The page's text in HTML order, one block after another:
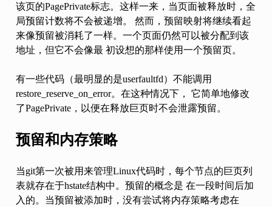
该页的PagePrivate标志。这样一来，当页面被释放时，全
局预留计数将不会被递增。 然而，预留映射将继续看起
来像预留被消耗了一样。一个页面仍然可以被分配到该
地址，但它不会像最 初设想的那样使用一个预留页。
有一些代码（最明显的是userfaultfd）不能调用
restore_reserve_on_error。在这种情况下， 它简单地修改
了PagePrivate，以便在释放巨页时不会泄露预留。
预留和内存策略
当git第一次被用来管理Linux代码时，每个节点的巨页列
表就存在于hstate结构中。预留的概念是 在一段时间后加
入的。当预留被添加时，没有尝试将内存策略考虑在